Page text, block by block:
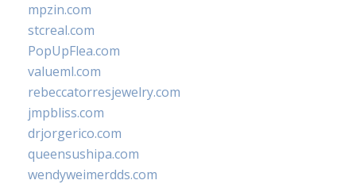
mpzin.com
stcreal.com
PopUpFlea.com
valueml.com
rebeccatorresjewelry.com
jmpbliss.com
drjorgerico.com
queensushipa.com
wendyweimerdds.com